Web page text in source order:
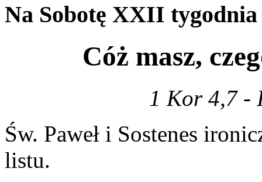
Na Sobotę XXII tygodnia
Cóż masz,
1 Kor 4,7 -
Św. Paweł i Sostenes
listu.